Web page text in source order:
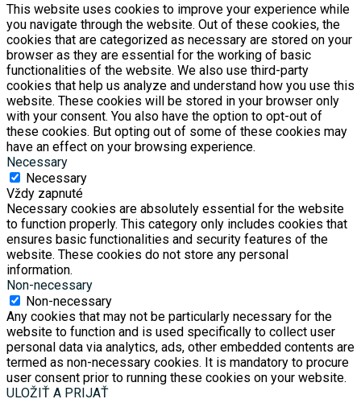
This website uses cookies to improve your experience while
you navigate through the website. Out of these cookies, the
cookies that are categorized as necessary are stored on your
browser as they are essential for the working of basic
functionalities of the website. We also use third-party
cookies that help us analyze and understand how you use this
website. These cookies will be stored in your browser only
with your consent. You also have the option to opt-out of
these cookies. But opting out of some of these cookies may
have an effect on your browsing experience.
Necessary
Necessary
Vždy zapnuté
Necessary cookies are absolutely essential for the website
to function properly. This category only includes cookies that
ensures basic functionalities and security features of the
website. These cookies do not store any personal
information.
Non-necessary
Non-necessary
Any cookies that may not be particularly necessary for the
website to function and is used specifically to collect user
personal data via analytics, ads, other embedded contents are
termed as non-necessary cookies. It is mandatory to procure
user consent prior to running these cookies on your website.
ULOŽIŤ A PRIJAŤ